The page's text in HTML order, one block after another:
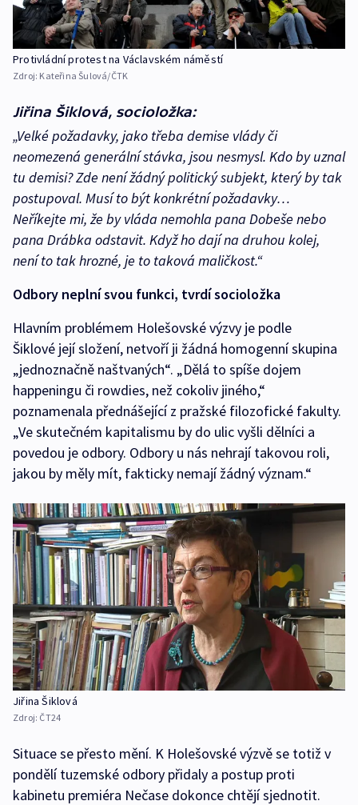
Protivládní protest na Václavském náměstí
Zdroj: Kateřina Šulová/ČTK
Jiřina Šiklová, socioložka:
„Velké požadavky, jako třeba demise vlády či
neomezená generální stávka, jsou nesmysl. Kdo by uznal
tu demisi? Zde není žádný politický subjekt, který by tak
postupoval. Musí to být konkrétní požadavky…
Neříkejte mi, že by vláda nemohla pana Dobeše nebo
pana Drábka odstavit. Když ho dají na druhou kolej,
není to tak hrozné, je to taková maličkost.“
Odbory neplní svou funkci, tvrdí socioložka
Hlavním problémem Holešovské výzvy je podle
Šiklové její složení, netvoří ji žádná homogenní skupina
„jednoznačně naštvaných“. „Dělá to spíše dojem
happeningu či rowdies, než cokoliv jiného,“
poznamenala přednášející z pražské filozofické fakulty.
„Ve skutečném kapitalismu by do ulic vyšli dělníci a
povedou je odbory. Odbory u nás nehrají takovou roli,
jakou by měly mít, fakticky nemají žádný význam.“
Jiřina Šiklová
Zdroj: ČT24
Situace se přesto mění. K Holešovské výzvě se totiž v
pondělí tuzemské odbory přidaly a postup proti
kabinetu premiéra Nečase dokonce chtějí sjednotit.